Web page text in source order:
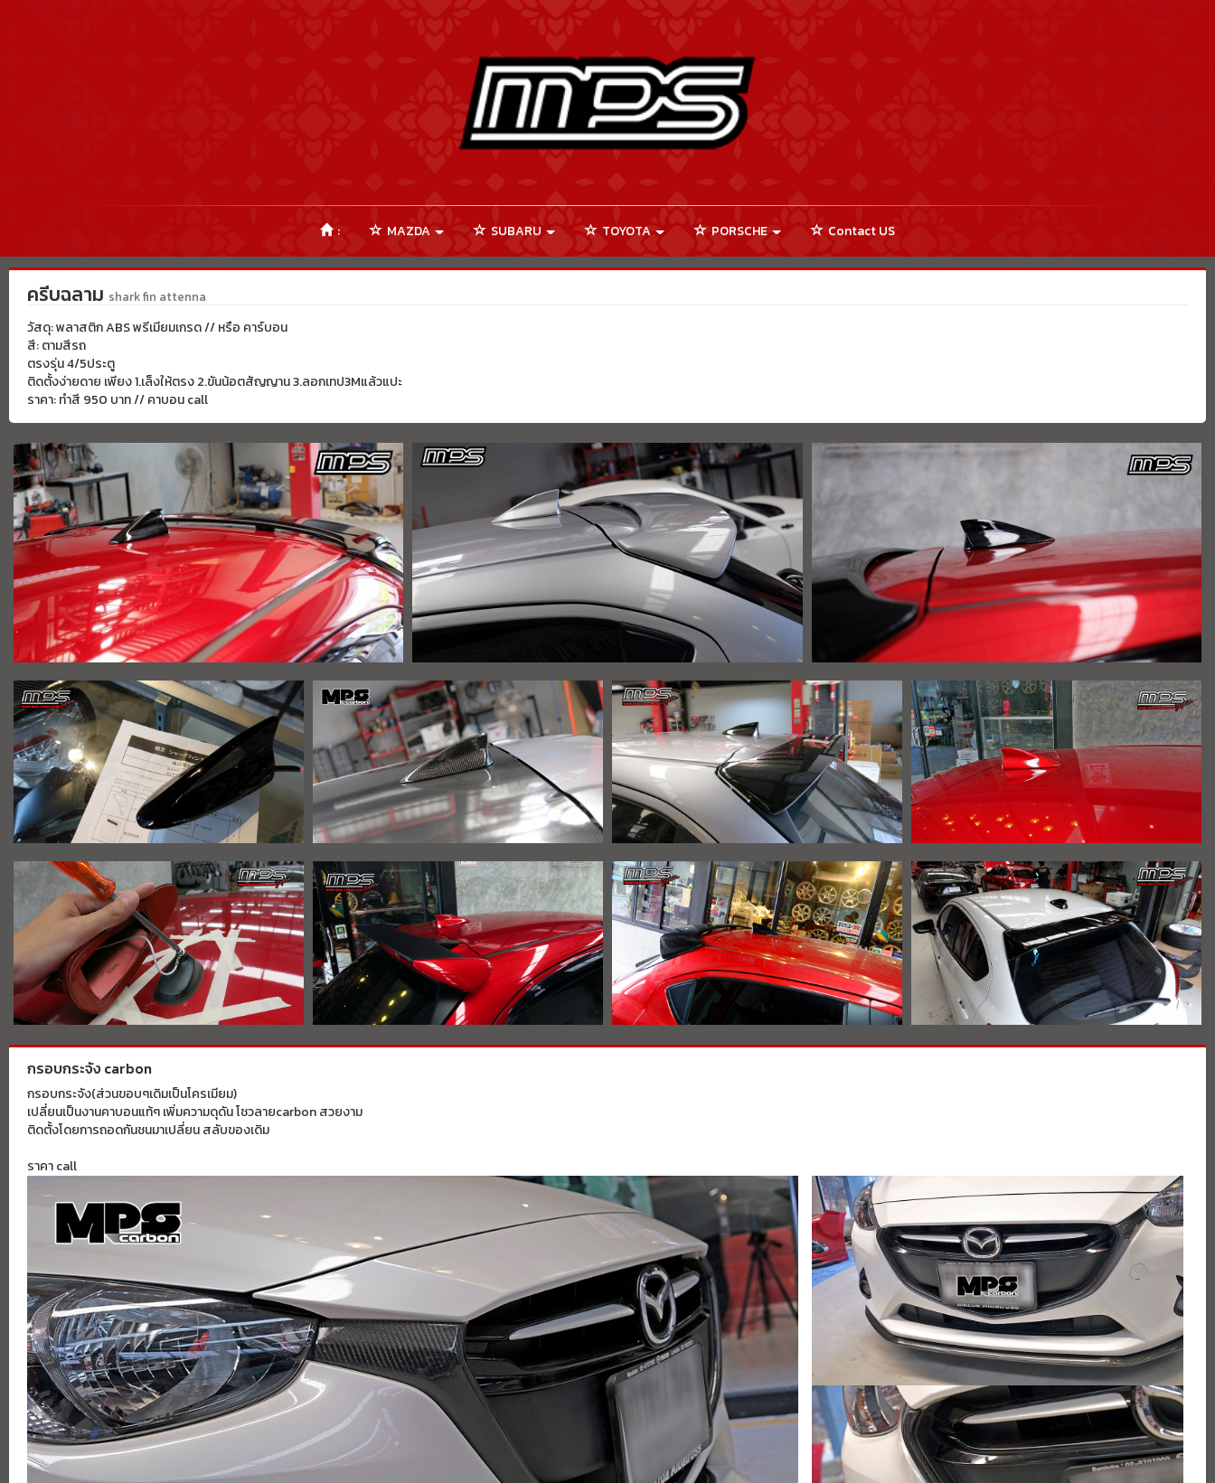
: MAZDA SUBARU TOYOTA PORSCHE Contact US
ครีบฉลาม shark fin attenna
วัสดุ: พลาสติก ABS พรีเมียมเกรด // หรือ คาร์บอน
สี: ตามสีรถ
ตรงรุ่น 4/5ประตู
ติดตั้งง่ายดาย เพียง 1.เล็งให้ตรง 2.ขันน้อตสัญญาน 3.ลอกเทป3Mแล้วแปะ
ราคา: ทำสี 950 บาท // คาบอน call
กรอบกระจัง carbon
กรอบกระจัง(ส่วนขอบๆเดิมเป็นโครเมียม)
เปลี่ยนเป็นงานคาบอนแท้ๆ เพิ่มความดุดัน โชวลายcarbon สวยงาม
ติดตั้งโดยการถอดกันชนมาเปลี่ยน สลับของเดิม
ราคา call